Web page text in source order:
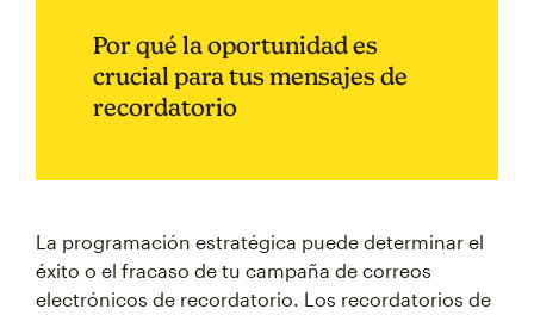
Por qué la oportunidad es
crucial para tus mensajes de
recordatorio
La programación estratégica puede determinar el
éxito o el fracaso de tu campaña de correos
electrónicos de recordatorio. Los recordatorios de